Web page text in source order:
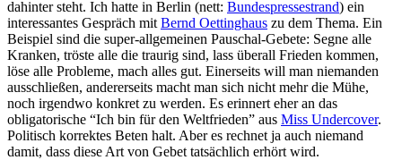
dahinter steht. Ich hatte in Berlin (nett: Bundespressestrand) ein
interessantes Gespräch mit Bernd Oettinghaus zu dem Thema. Ein
Beispiel sind die super-allgemeinen Pauschal-Gebete: Segne alle
Kranken, tröste alle die traurig sind, lass überall Frieden kommen,
löse alle Probleme, mach alles gut. Einerseits will man niemanden
ausschließen, andererseits macht man sich nicht mehr die Mühe,
noch irgendwo konkret zu werden. Es erinnert eher an das
obligatorische “Ich bin für den Weltfrieden” aus Miss Undercover.
Politisch korrektes Beten halt. Aber es rechnet ja auch niemand
damit, dass diese Art von Gebet tatsächlich erhört wird.